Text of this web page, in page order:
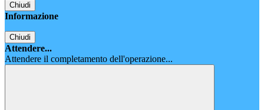
Chiudi
Informazione
Chiudi
Attendere...
Attendere il completamento dell'operazione...